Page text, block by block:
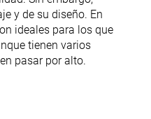
y de su diseño. En
ideales para los que
tienen varios
pasar por alto.